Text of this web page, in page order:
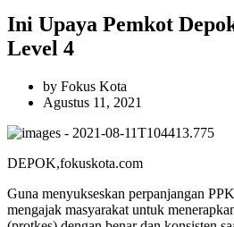
Ini Upaya Pemkot
Level 4
by Fokus Kota
Agustus 11, 2021
DEPOK,fokuskota.com
Guna menyukseskan perpanjangan
mengajak masyarakat untuk